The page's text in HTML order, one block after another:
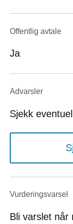
Offentlig avtale
Ja
Advarsler
Sjekk
Vurderings­varsel
Bli varslet når